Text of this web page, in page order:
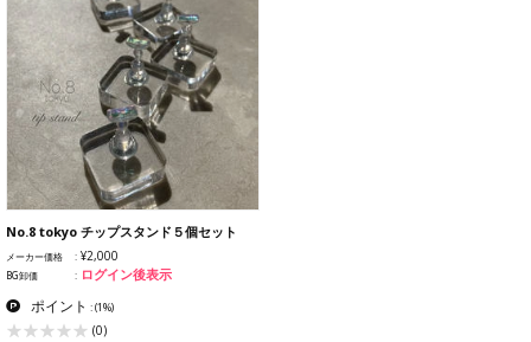
No.8 tokyo チップスタンド５個セット
メーカー価格 ¥2,000
BG卸価 ログイン後表示
ポイント :(1%)
(0)